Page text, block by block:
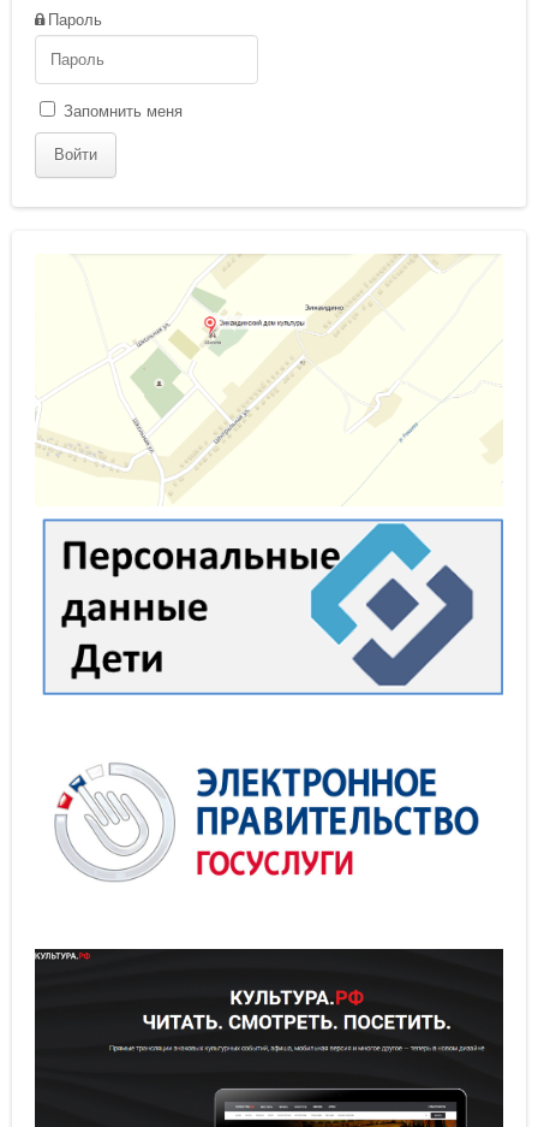
Пароль
Запомнить меня